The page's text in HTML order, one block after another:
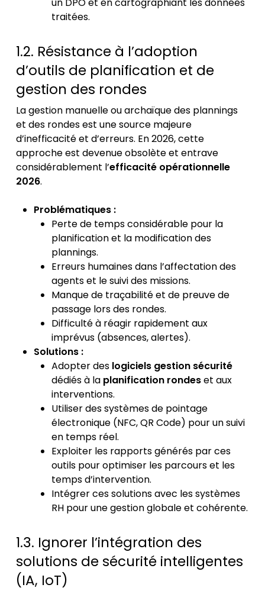
un DPO et en cartographiant les données
traitées.
1.2. Résistance à l’adoption
d’outils de planification et de
gestion des rondes
La gestion manuelle ou archaïque des plannings
et des rondes est une source majeure
d’inefficacité et d’erreurs. En 2026, cette
approche est devenue obsolète et entrave
considérablement l’efficacité opérationnelle
2026.
Problématiques :
Perte de temps considérable pour la
planification et la modification des
plannings.
Erreurs humaines dans l’affectation des
agents et le suivi des missions.
Manque de traçabilité et de preuve de
passage lors des rondes.
Difficulté à réagir rapidement aux
imprévus (absences, alertes).
Solutions :
Adopter des logiciels gestion sécurité
dédiés à la planification rondeset aux
interventions.
Utiliser des systèmes de pointage
électronique (NFC, QR Code) pour un suivi
en temps réel.
Exploiter les rapports générés par ces
outils pour optimiser les parcours et les
temps d’intervention.
Intégrer ces solutions avec les systèmes
RH pour une gestion globale et cohérente.
1.3. Ignorer l’intégration des
solutions de sécurité intelligentes
(IA, IoT)